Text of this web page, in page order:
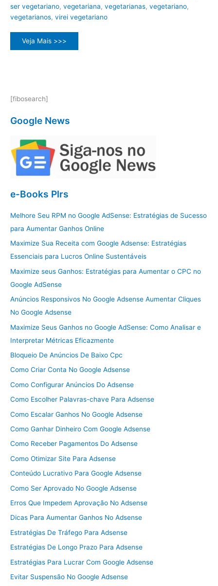
ser vegetariano,vegetariana,vegetarianas,vegetariano,
vegetarianos,virei vegetariano
Explorando
Veja Mais >>>
[fibosearch]
Google News
e-Books Plrs
Melhore Seu RPM no Google AdSense: Estratégias de Sucesso
para Aumentar Ganhos Online
Maximize Sua Receita com Google Adsense: Estratégias
Essenciais para Lucros Online Sustentáveis
Maximize seus Ganhos: Estratégias para Aumentar o CPC no
Google AdSense
Anúncios Responsivos No Google Adsense Aumentar Cliques
No Google Adsense
Maximize Seus Ganhos no Google AdSense: Como Analisar e
Interpretar Métricas Eficazmente
Bloqueio De Anúncios De Baixo Cpc
Como Criar Conta No Google Adsense
Como Configurar Anúncios Do Adsense
Como Escolher Palavras-chave Para Adsense
Como Escalar Ganhos No Google Adsense
Como Ganhar Dinheiro Com Google Adsense
Como Receber Pagamentos Do Adsense
Como Otimizar Site Para Adsense
Conteúdo Lucrativo Para Google Adsense
Como Ser Aprovado No Google Adsense
Erros Que Impedem Aprovação No Adsense
Dicas Para Aumentar Ganhos No Adsense
Estratégias De Tráfego Para Adsense
Estratégias De Longo Prazo Para Adsense
Estratégias Para Lucrar Com Google Adsense
Evitar Suspensão No Google Adsense